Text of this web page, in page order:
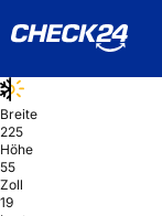
Breite
225
Höhe
55
Zoll
19